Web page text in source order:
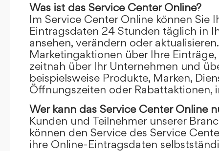
Was ist das Service Center Online?
Im Service Center Online können Sie
Eintragsdaten 24 Stunden täglich in
ansehen, verändern oder
Marketingaktionen über Ihre
zeitnah über Ihr Unternehmen und
beispielsweise Produkte, Marken,
Öffnungszeiten oder Rabattaktionen,
Wer kann das Service Center Online
Kunden und Teilnehmer unserer
können den Service des Service
ihre Online-Eintragsdaten